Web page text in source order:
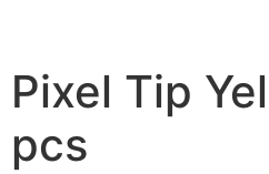
Pixel Tip
pcs